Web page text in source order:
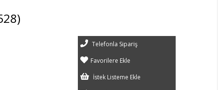
Telefonla Sipariş
Favorilere Ekle
İstek Listeme Ekle